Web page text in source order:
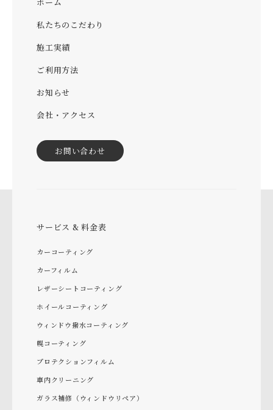
私たちのこだわり
施工実績
ご利用方法
お知らせ
会社・アクセス
お問い合わせ
サービス & 料金表
カーコーティング
カーフィルム
レザーシートコーティング
ホイールコーティング
ウィンドウ撥水コーティング
幌コーティング
プロテクションフィルム
車内クリーニング
ガラス補修（ウィンドウリペア）